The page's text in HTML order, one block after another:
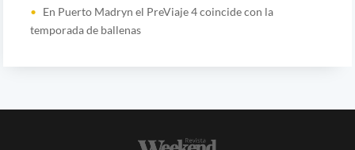
En Puerto Madryn el PreViaje 4 coincide con la
temporada de ballenas